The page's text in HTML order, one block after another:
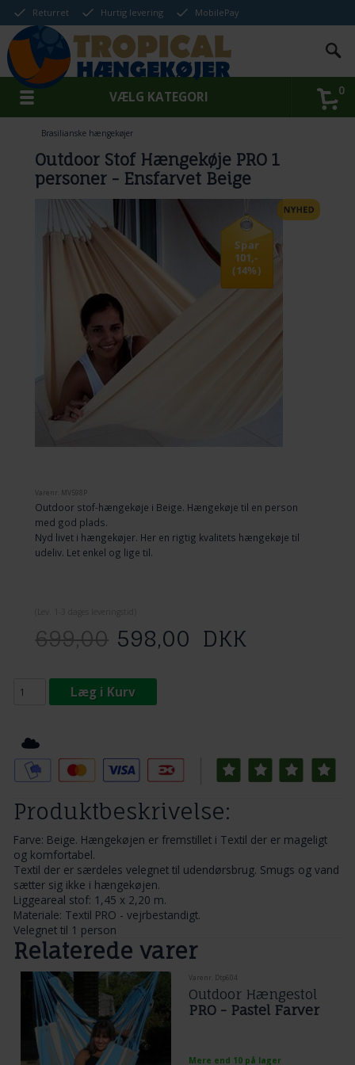
Returret Hurtig levering MobilePay
0
VÆLG KATEGORI
Brasilianske hængekøjer
Outdoor Stof Hængekøje PRO 1
personer - Ensfarvet Beige
Spar
101,-
(14%)
Varenr. MV598P
Outdoor stof-hængekøje i Beige. Hængekøje til en person
med god plads.
Nyd livet i hængekøjer. Her en rigtig kvalitets hængekøje til
udeliv. Let enkel og lige til.
699,00 598,00 DKK
Læg i Kurv
Produktbeskrivelse:
Farve: Beige. Hængekøjen er fremstillet i Textil der er mageligt
og komfortabel.
Textil der er særdeles velegnet til udendørsbrug. Smugs og vand
sætter sig ikke i hængekøjen.
Liggeareal stof: 1,45 x 2,20 m.
Materiale: Textil PRO - vejrbestandigt.
Velegnet til 1 person
Relaterede varer
Varenr. Dtp604
Outdoor Hængestol
PRO - Pastel Farver
Mere end 10 på lager